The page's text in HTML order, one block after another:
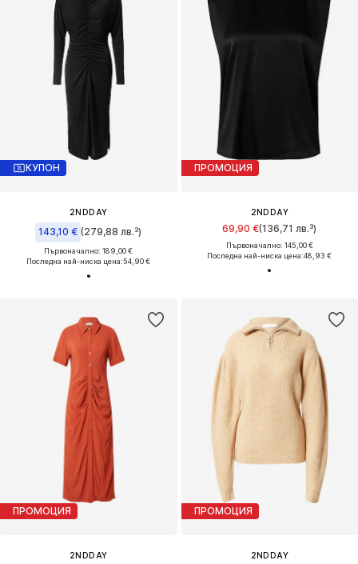
КУПОН
2NDDAY
143,10 € (279,88 лв.³)
Първоначално: 189,00 €
Последна най-ниска цена:54,90 €
ПРОМОЦИЯ
2NDDAY
69,90 €(136,71 лв.³)
Първоначално: 145,00 €
Последна най-ниска цена:48,93 €
ПРОМОЦИЯ
2NDDAY
ПРОМОЦИЯ
2NDDAY